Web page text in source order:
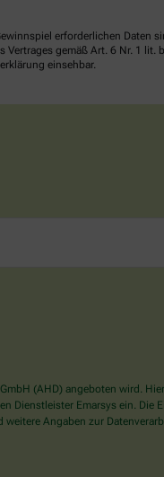
erforderlichen Daten
gemäß Art. 6 Nr. 1 lit.
einsehbar.
(AHD) angeboten wird.
Dienstleister Emarsys ein. Die
Angaben zur